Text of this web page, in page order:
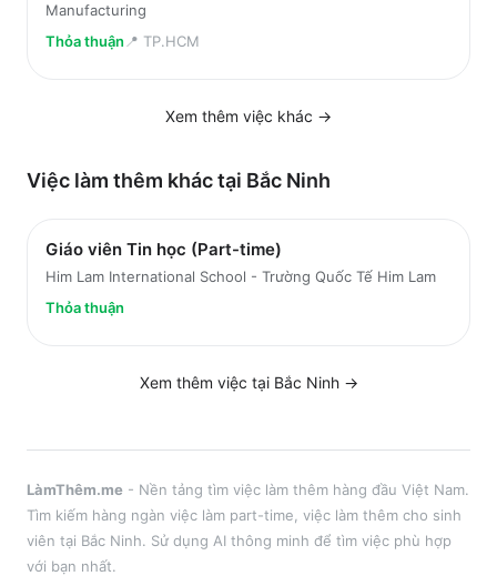
Manufacturing
Thỏa thuận 📍 TP.HCM
Xem thêm việc khác →
Việc làm thêm khác tại Bắc Ninh
Giáo viên Tin học (Part-time)
Him Lam International School - Trường Quốc Tế Him Lam
Thỏa thuận
Xem thêm việc tại Bắc Ninh→
LàmThêm.me - Nền tảng tìm việc làm thêm hàng đầu Việt Nam.
Tìm kiếm hàng ngàn việc làm part-time, việc làm thêm cho sinh
viên tại Bắc Ninh. Sử dụng AI thông minh để tìm việc phù hợp
với bạn nhất.